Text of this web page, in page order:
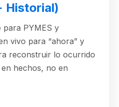
Historial)
PYMES y
vivo para “ahora” y
reconstruir lo ocurrido
hechos, no en